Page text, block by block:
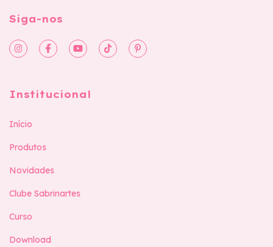
Siga-nos
Institucional
Início
Produtos
Novidades
Clube Sabrinartes
Curso
Download